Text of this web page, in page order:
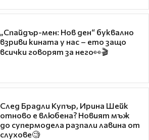
„Спайдър-мен: Нов ден“ буквално
взриви кината у нас – ето защо
всички говорят за него👀🎬
След Брадли Купър, Ирина Шейк
отново е влюбена? Новият мъж
до супермодела разпали лавина от
слухове🧐